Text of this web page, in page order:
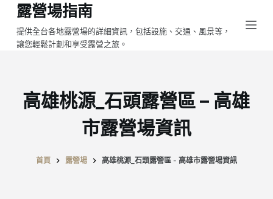
跳
至
主
露營場指南
提供全台各地露營場的詳細資訊，包括設施、交通、風景等，
讓您輕鬆計劃和享受露營之旅。
高雄桃源_石頭露營區 – 高雄
市露營場資訊
首頁 露營場 高雄桃源_石頭露營區 - 高雄市露營場資訊